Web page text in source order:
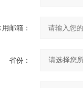
用邮箱：
省份：